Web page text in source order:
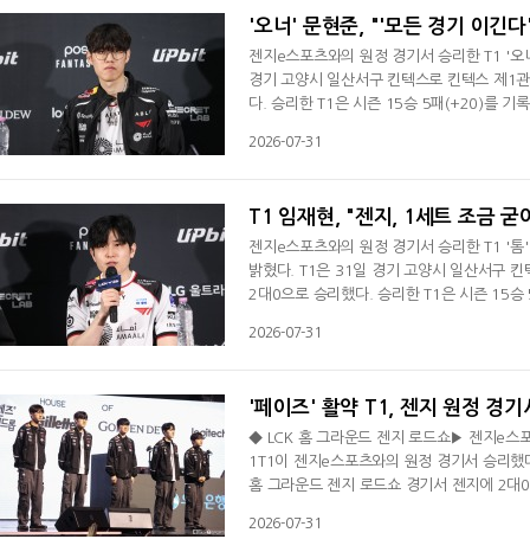
'오너' 문현준, "'모든 경기 이긴
젠지e스포츠와의 원정 경기서 승리한 T1 '
경기 고양시 일산서구 킨텍스로 킨텍스 제1
다. 승리한 T1은 시즌 15승 5패(+20)를 기
로 왔다"라며 "1세트는 잘했지만 2세트는 우
2026-07-31
T1 임재현, "젠지, 1세트 조금 굳
젠지e스포츠와의 원정 경기서 승리한 T1 '
밝혔다. T1은 31일 경기 고양시 일산서구
2대0으로 승리했다. 승리한 T1은 시즌 15
어 간 덕분에 승리할 수 있었다"면서 "2세트
2026-07-31
'페이즈' 활약 T1, 젠지 원정 경기
◆ LCK 홈 그라운드 젠지 로드쇼▶ 젠지e스
1T1이 젠지e스포츠와의 원정 경기서 승리
홈 그라운드 젠지 로드쇼 경기서 젠지에 2
T1은 이어진 바텀 전투서도 젠지 병력을 제
2026-07-31